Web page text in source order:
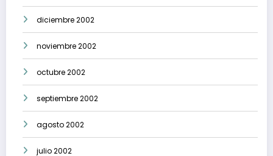
diciembre 2002
noviembre 2002
octubre 2002
septiembre 2002
agosto 2002
julio 2002